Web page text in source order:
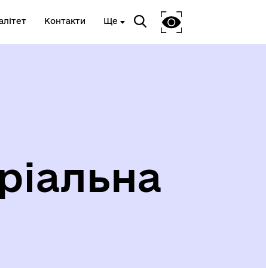
Контакти Ще
ГЕРОЇ НЕ ВМИРАЮТЬ